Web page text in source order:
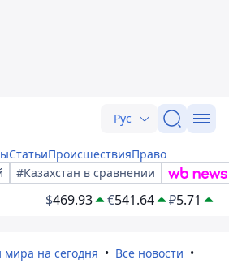
Рус
СтатьиПроисшествияПраво
#Казахстан в сравнении
$469.93 €541.64 ₽5.71
мира на сегодня
Все новости